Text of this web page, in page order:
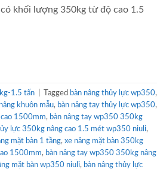
khối lượng 350kg từ độ cao 1.5
1.5 tấn Tagged bàn nâng thủy lực wp350,
khuôn mẫu, bàn nâng tay thủy lực wp350,
cao 1500mm, bàn nâng tay wp350 350kg
lực 350kg nâng cao 1.5 mét wp350 niuli,
mặt bàn 1 tầng, xe nâng mặt bàn 350kg
1500mm, bàn nâng tay wp350 350kg nâng
mặt bàn wp350 niuli, bàn nâng thủy lực